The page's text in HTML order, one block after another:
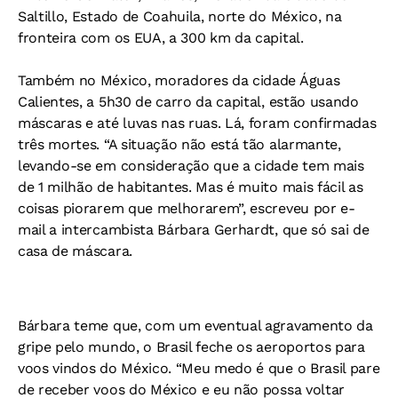
Saltillo, Estado de Coahuila, norte do México, na
fronteira com os EUA, a 300 km da capital.
Também no México, moradores da cidade Águas
Calientes, a 5h30 de carro da capital, estão usando
máscaras e até luvas nas ruas. Lá, foram confirmadas
três mortes. “A situação não está tão alarmante,
levando-se em consideração que a cidade tem mais
de 1 milhão de habitantes. Mas é muito mais fácil as
coisas piorarem que melhorarem”, escreveu por e-
mail a intercambista Bárbara Gerhardt, que só sai de
casa de máscara.
Bárbara teme que, com um eventual agravamento da
gripe pelo mundo, o Brasil feche os aeroportos para
voos vindos do México. “Meu medo é que o Brasil pare
de receber voos do México e eu não possa voltar